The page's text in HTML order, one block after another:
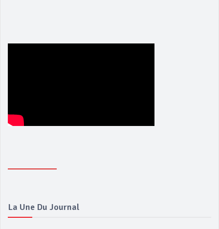
La Une Du Journal